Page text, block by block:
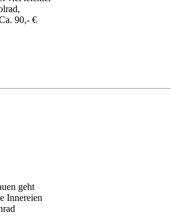
90,- €
geht
Innereien